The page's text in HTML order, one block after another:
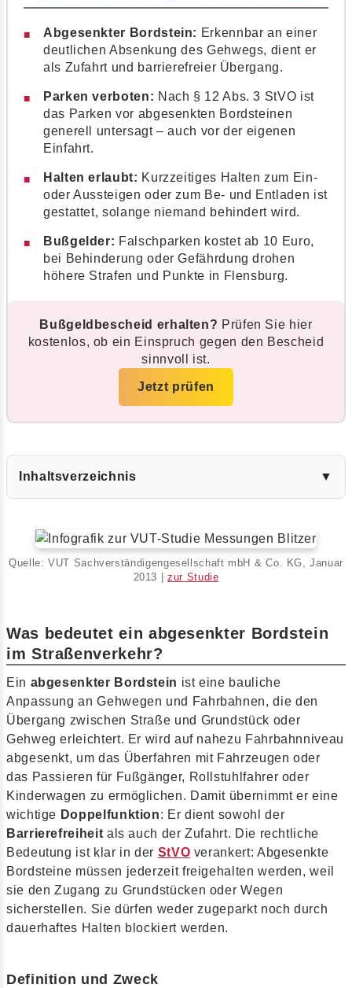
Abgesenkter Bordstein: Erkennbar an einer
deutlichen Absenkung des Gehwegs, dient er
als Zufahrt und barrierefreier Übergang.
Parken verboten: Nach § 12 Abs. 3 StVO ist
das Parken vor abgesenkten Bordsteinen
generell untersagt – auch vor der eigenen
Einfahrt.
Halten erlaubt: Kurzzeitiges Halten zum Ein-
oder Aussteigen oder zum Be- und Entladen ist
gestattet, solange niemand behindert wird.
Bußgelder: Falschparken kostet ab 10 Euro,
bei Behinderung oder Gefährdung drohen
höhere Strafen und Punkte in Flensburg.
Bußgeldbescheid erhalten? Prüfen Sie hier
kostenlos, ob ein Einspruch gegen den Bescheid
sinnvoll ist.
Jetzt prüfen
Inhaltsverzeichnis ▼
Quelle: VUT Sachverständigengesellschaft mbH & Co. KG, Januar
2013 |zur Studie
Was bedeutet ein abgesenkter Bordstein
im Straßenverkehr?
Ein abgesenkter Bordstein ist eine bauliche
Anpassung an Gehwegen und Fahrbahnen, die den
Übergang zwischen Straße und Grundstück oder
Gehweg erleichtert. Er wird auf nahezu Fahrbahnniveau
abgesenkt, um das Überfahren mit Fahrzeugen oder
das Passieren für Fußgänger, Rollstuhlfahrer oder
Kinderwagen zu ermöglichen. Damit übernimmt er eine
wichtige Doppelfunktion: Er dient sowohl der
Barrierefreiheit als auch der Zufahrt. Die rechtliche
Bedeutung ist klar in der StVO verankert: Abgesenkte
Bordsteine müssen jederzeit freigehalten werden, weil
sie den Zugang zu Grundstücken oder Wegen
sicherstellen. Sie dürfen weder zugeparkt noch durch
dauerhaftes Halten blockiert werden.
Definition und Zweck